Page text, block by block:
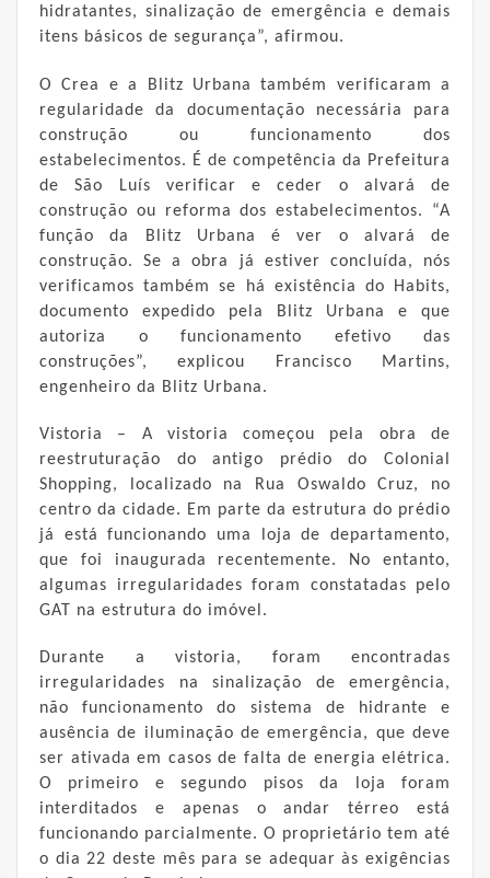
hidratantes, sinalização de emergência e demais
itens básicos de segurança”, afirmou.
O Crea e a Blitz Urbana também verificaram a
regularidade da documentação necessária para
construção ou funcionamento dos
estabelecimentos. É de competência da Prefeitura
de São Luís verificar e ceder o alvará de
construção ou reforma dos estabelecimentos. “A
função da Blitz Urbana é ver o alvará de
construção. Se a obra já estiver concluída, nós
verificamos também se há existência do Habits,
documento expedido pela Blitz Urbana e que
autoriza o funcionamento efetivo das
construções”, explicou Francisco Martins,
engenheiro da Blitz Urbana.
Vistoria – A vistoria começou pela obra de
reestruturação do antigo prédio do Colonial
Shopping, localizado na Rua Oswaldo Cruz, no
centro da cidade. Em parte da estrutura do prédio
já está funcionando uma loja de departamento,
que foi inaugurada recentemente. No entanto,
algumas irregularidades foram constatadas pelo
GAT na estrutura do imóvel.
Durante a vistoria, foram encontradas
irregularidades na sinalização de emergência,
não funcionamento do sistema de hidrante e
ausência de iluminação de emergência, que deve
ser ativada em casos de falta de energia elétrica.
O primeiro e segundo pisos da loja foram
interditados e apenas o andar térreo está
funcionando parcialmente. O proprietário tem até
o dia 22 deste mês para se adequar às exigências